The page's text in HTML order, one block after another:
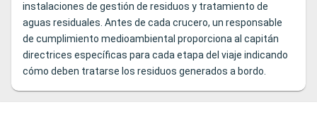
instalaciones de gestión de residuos y tratamiento de
aguas residuales. Antes de cada crucero, un responsable
de cumplimiento medioambiental proporciona al capitán
directrices específicas para cada etapa del viaje indicando
cómo deben tratarse los residuos generados a bordo.